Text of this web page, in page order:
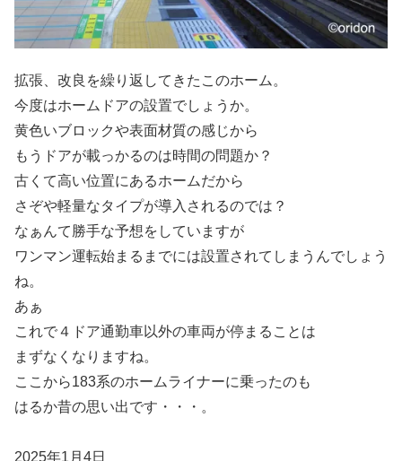
拡張、改良を繰り返してきたこのホーム。
今度はホームドアの設置でしょうか。
黄色いブロックや表面材質の感じから
もうドアが載っかるのは時間の問題か？
古くて高い位置にあるホームだから
さぞや軽量なタイプが導入されるのでは？
なぁんて勝手な予想をしていますが
ワンマン運転始まるまでには設置されてしまうんでしょう
ね。
あぁ
これで４ドア通勤車以外の車両が停まることは
まずなくなりますね。
ここから183系のホームライナーに乗ったのも
はるか昔の思い出です・・・。
2025年1月4日